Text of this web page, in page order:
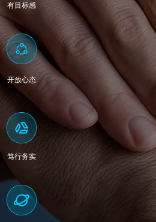
有目标感
开放心态
笃行务实